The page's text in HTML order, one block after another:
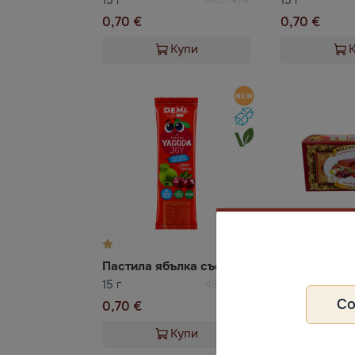
0,70 €
Купи
0,70 €
15 г 46,67 €/кг
0,70 €
Купи